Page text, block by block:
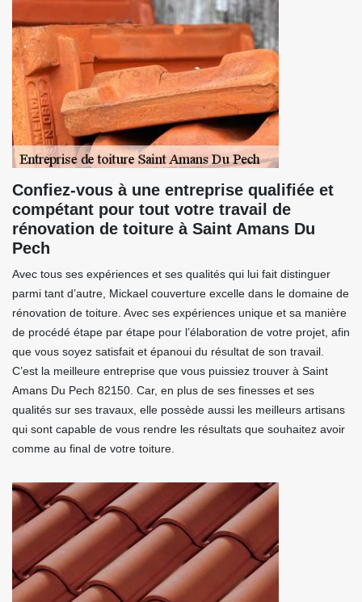
Confiez-vous à une entreprise qualifiée et
compétant pour tout votre travail de
rénovation de toiture à Saint Amans Du
Pech
Avec tous ses expériences et ses qualités qui lui fait distinguer
parmi tant d’autre, Mickael couverture excelle dans le domaine de
rénovation de toiture. Avec ses expériences unique et sa manière
de procédé étape par étape pour l’élaboration de votre projet, afin
que vous soyez satisfait et épanoui du résultat de son travail.
C’est la meilleure entreprise que vous puissiez trouver à Saint
Amans Du Pech 82150. Car, en plus de ses finesses et ses
qualités sur ses travaux, elle possède aussi les meilleurs artisans
qui sont capable de vous rendre les résultats que souhaitez avoir
comme au final de votre toiture.